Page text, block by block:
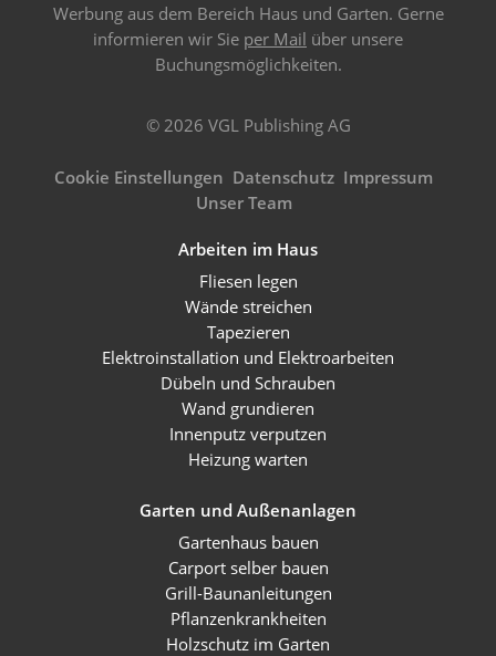
Werbung aus dem Bereich Haus und Garten. Gerne
informieren wir Sie per Mail über unsere
Buchungsmöglichkeiten.
© 2026 VGL Publishing AG
Cookie Einstellungen Datenschutz Impressum
Unser Team
Arbeiten im Haus
Fliesen legen
Wände streichen
Tapezieren
Elektroinstallation und Elektroarbeiten
Dübeln und Schrauben
Wand grundieren
Innenputz verputzen
Heizung warten
Garten und Außenanlagen
Gartenhaus bauen
Carport selber bauen
Grill-Baunanleitungen
Pflanzenkrankheiten
Holzschutz im Garten